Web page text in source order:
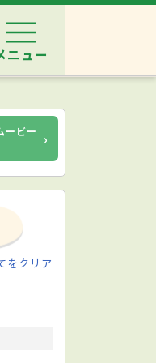
ニュー
ービー
›
をクリア